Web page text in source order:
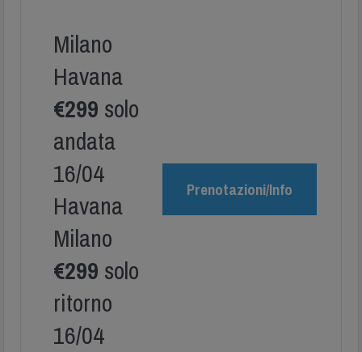
Milano
Havana
€299 solo
andata
16/04
Havana
Milano
€299 solo
ritorno
16/04
Prenotazioni/Info